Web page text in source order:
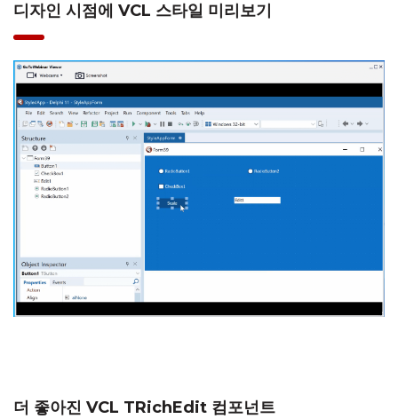
디자인 시점에 VCL 스타일 미리보기
더 좋아진 VCL TRichEdit 컴포넌트